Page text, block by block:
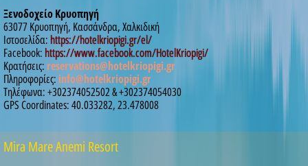
Ξενοδοχείο Κρυοπηγή
63077 Κρυοπηγή, Κασσάνδρα, Χαλκιδική
Ιστοσελίδα: https://hotelkriopigi.gr/el/
Facebook: https://www.facebook.com/HotelKriopigi/
Κρατήσεις: reservations@hotelkriopigi.gr
Πληροφορίες: info@hotelkriopigi.gr
Τηλέφωνα: +302374052502 & +302374054030
GPS Coordinates: 40.033282, 23.478008
Mira Mare Anemi Resort